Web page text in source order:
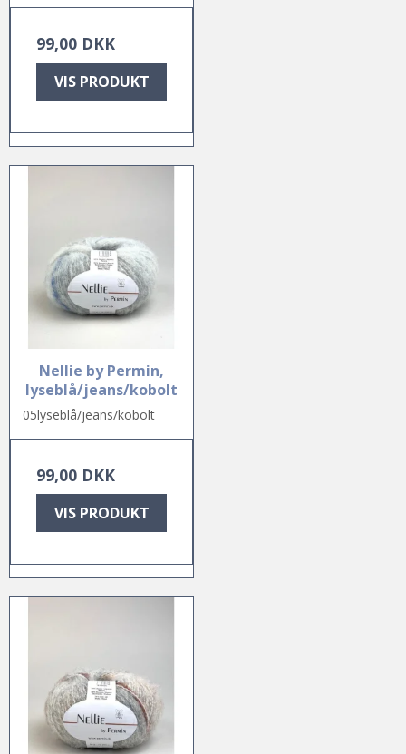
99,00 DKK
VIS PRODUKT
Nellie by Permin,
lyseblå/jeans/kobolt
05lyseblå/jeans/kobolt
99,00 DKK
VIS PRODUKT